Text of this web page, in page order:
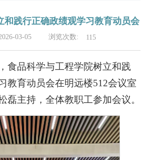
和践行正确政绩观学习教育动员会
03-05 浏览次数: 115
食品科学与工程学院树立和践
教育动员会在明远楼512会议室
磊主持，全体教职工参加会议。